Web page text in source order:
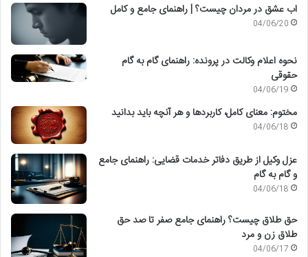
اب عشق در مردان چیست؟ | راهنمای جامع و کامل
04/06/20
نحوه اعلام وکالت در پرونده: راهنمای گام به گام
حقوقی
04/06/19
مختوم: معنای کامل، کاربردها و هر آنچه باید بدانید
04/06/18
عزل وکیل از طریق دفاتر خدمات قضایی: راهنمای جامع
و گام به گام
04/06/18
حق طلاق چیست؟ راهنمای جامع صفر تا صد حق
طلاق زن و مرد
04/06/17